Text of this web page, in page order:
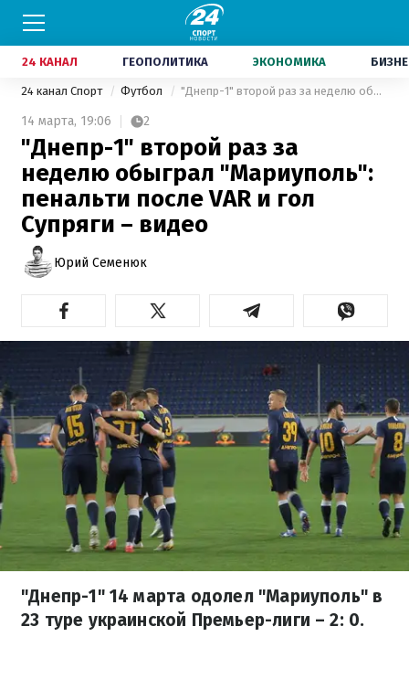
24 КАНАЛ ГЕОПОЛИТИКА ЭКОНОМИКА
24 канал Спорт Футбол "Днепр-1" второй раз за неделю обыграл "Мариуполь": пенальти после VAR и гол Супряги – видео
14 марта, 19:06 2
"Днепр-1" второй раз за
неделю обыграл "Мариуполь":
пенальти после VAR и гол
Супряги – видео
Юрий Семенюк
"Днепр-1" 14 марта одолел "Мариуполь" в
23 туре украинской Премьер-лиги – 2: 0.